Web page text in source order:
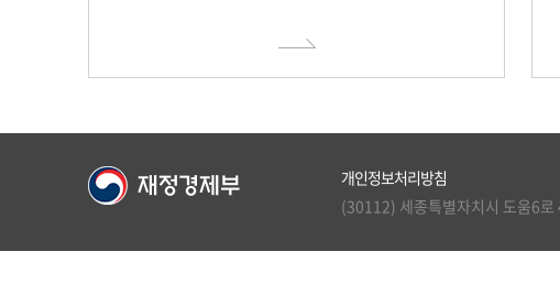
개인정보처리방침
(30112) 세종특별자치시 도움6